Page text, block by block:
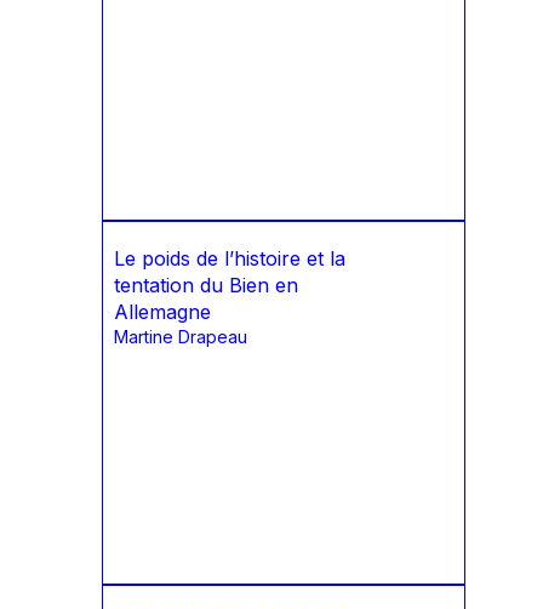
Le poids de l’histoire et la
tentation du Bien en
Allemagne
Martine Drapeau